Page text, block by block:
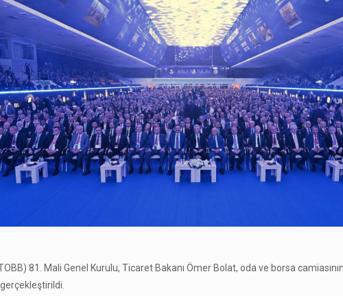
81. Mali Genel Kurulu, Ticaret Bakanı Ömer Bolat, oda ve borsa
gerçekleştirildi.